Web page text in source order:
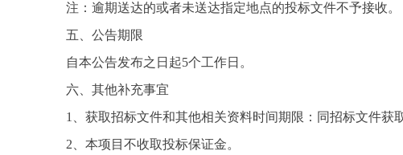
注：逾期送达的或者未送达指定地点的投标文件不予接收。
五、公告期限
自本公告发布之日起5个工作日。
六、其他补充事宜
1、获取招标文件和其他相关资料时间期限：同招标文件获
2、本项目不收取投标保证金。